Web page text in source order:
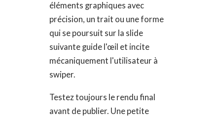
éléments graphiques avec
précision, un trait ou une forme
qui se poursuit sur la slide
suivante guide l'œil et incite
mécaniquement l'utilisateur à
swiper.
Testez toujours le rendu final
avant de publier. Une petite